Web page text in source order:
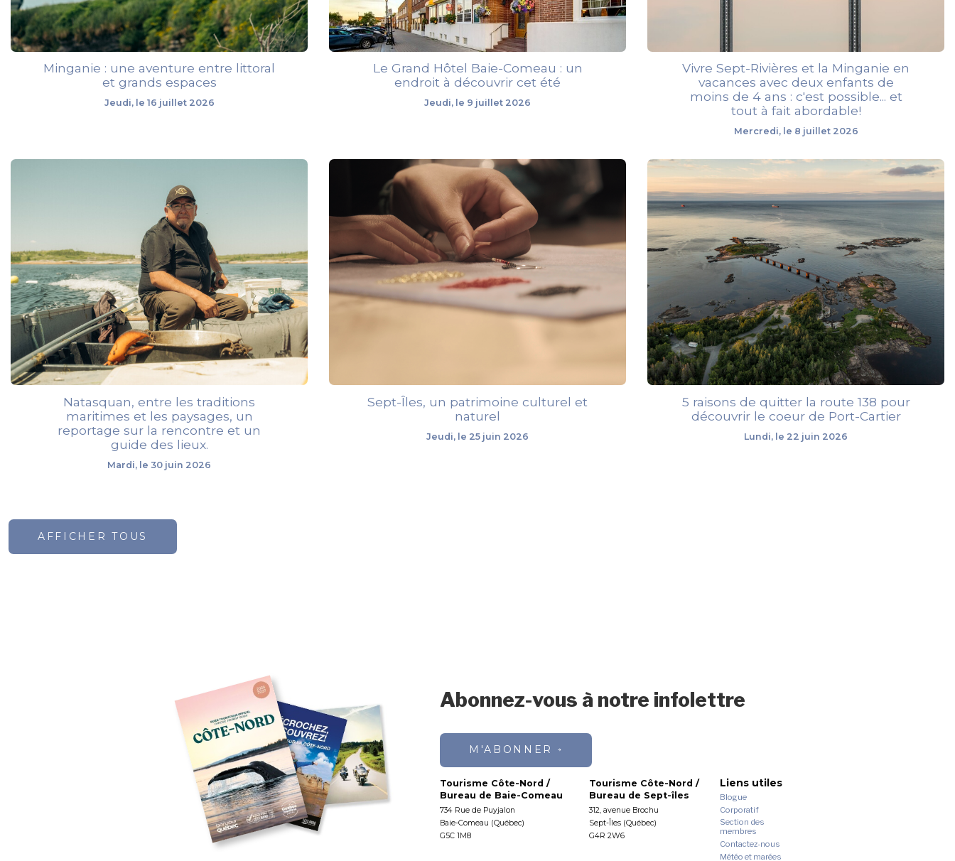
Minganie : une aventure entre littoral
et grands espaces
Jeudi, le 16 juillet 2026
Le Grand Hôtel Baie-Comeau : un
endroit à découvrir cet été
Jeudi, le 9 juillet 2026
Vivre Sept-Rivières et la Minganie en
vacances avec deux enfants de
moins de 4 ans : c'est possible... et
tout à fait abordable!
Mercredi, le 8 juillet 2026
Natasquan, entre les traditions
maritimes et les paysages, un
reportage sur la rencontre et un
guide des lieux.
Mardi, le 30 juin 2026
Sept-Îles, un patrimoine culturel et
naturel
Jeudi, le 25 juin 2026
5 raisons de quitter la route 138 pour
découvrir le coeur de Port-Cartier
Lundi, le 22 juin 2026
AFFICHER TOUS
Abonnez-vous à notre infolettre
M'ABONNER
Tourisme Côte-Nord /
Bureau de Baie-Comeau
734 Rue de Puyjalon
Baie-Comeau (Québec)
G5C 1M8
Tourisme Côte-Nord /
Bureau de Sept-îles
312, avenue Brochu
Sept-Îles (Québec)
G4R 2W6
Liens utiles
Blogue
Corporatif
Section des
membres
Contactez-nous
Météo et marées